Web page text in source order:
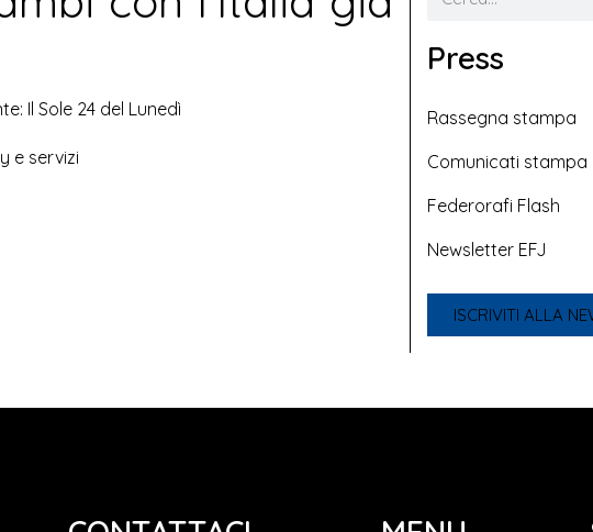
Il Sole 24 del Lunedì
e servizi
Press
Rassegna stampa
Comunicati stampa
Federorafi Flash
Newsletter EFJ
ISCRIVITI ALLA